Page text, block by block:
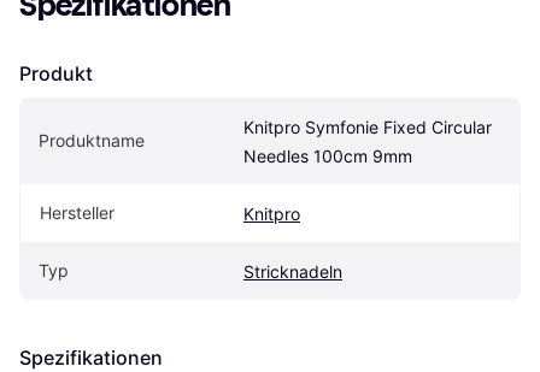
Produkt
Produktname
Knitpro Symfonie Fixed Circular
Needles 100cm 9mm
Hersteller Knitpro
Typ Stricknadeln
Spezifikationen